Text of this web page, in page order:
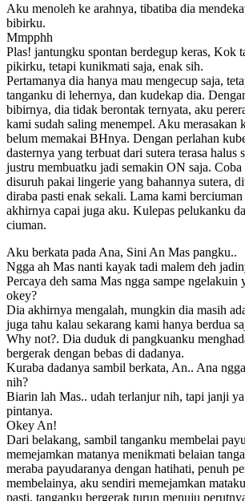
Aku menoleh ke arahnya, tibatiba dia
bibirku.
Mmpphh
Plas! jantungku spontan berdegup keras, Kok
pikirku, tetapi kunikmati saja, enak sih.
Pertamanya dia hanya mau mengecup saja,
tanganku di lehernya, dan kudekap dia.
bibirnya, dia tidak berontak ternyata, aku
kami sudah saling menempel. Aku merasakan
belum memakai BHnya. Dengan perlahan
dasternya yang terbuat dari sutera terasa halus
justru membuatku jadi semakin ON saja. Coba
disuruh pakai lingerie yang bahannya sutera,
diraba pasti enak sekali. Lama kami
akhirnya capai juga aku. Kulepas pelukanku
ciuman.
Aku berkata pada Ana, Sini An Mas pangku..
Ngga ah Mas nanti kayak tadi malem deh
Percaya deh sama Mas ngga sampe ngelakuin
okey?
Dia akhirnya mengalah, mungkin dia masih
juga tahu kalau sekarang kami hanya berdua
Why not?. Dia duduk di pangkuanku
bergerak dengan bebas di dadanya.
Kuraba dadanya sambil berkata, An.. Ana
nih?
Biarin lah Mas.. udah terlanjur nih, tapi janji ya
pintanya.
Okey An!
Dari belakang, sambil tanganku membelai
memejamkan matanya menikmati belaian
meraba payudaranya dengan hatihati, penuh
membelainya, aku sendiri memejamkan
pasti, tanganku bergerak turun menuju